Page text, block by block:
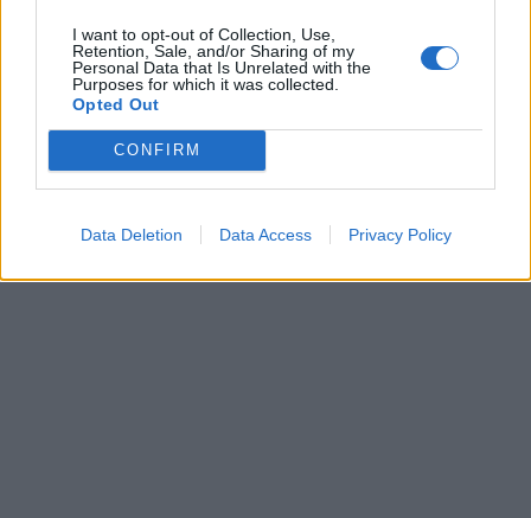
I want to opt-out of Collection, Use,
Retention, Sale, and/or Sharing of my
Personal Data that Is Unrelated with the
Purposes for which it was collected.
Opted Out
CONFIRM
Data Deletion Data Access Privacy Policy